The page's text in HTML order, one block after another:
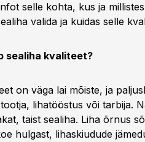
selle kohta, kus ja
valida ja kuidas selle
sealiha kvaliteet?
on väga lai mõiste, ja
lihatööstus või tarbija.
taist sealiha. Liha õrnus
hulgast, lihaskiudude